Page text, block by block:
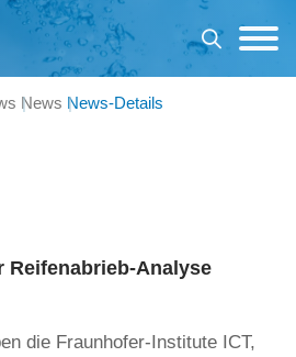
News News-Details
Reifenabrieb-Analyse
die Fraunhofer-Institute ICT,